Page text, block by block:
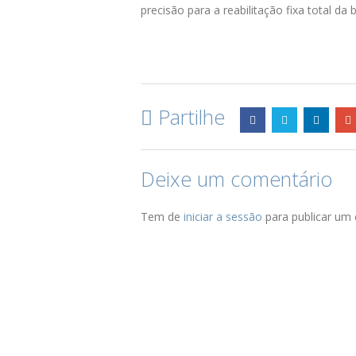
precisão para a reabilitação fixa total da
Partilhe
Deixe um comentário
Tem de iniciar a sessão para publicar um